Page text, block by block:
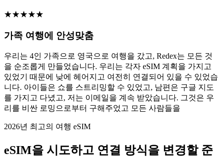
★★★★★
가족 여행에 안성맞춤
우리는 4인 가족으로 영국으로 여행을 갔고, Redex는 모든 것
을 순조롭게 만들었습니다. 우리는 각자 eSIM 계획을 가지고
있었기 때문에 낮에 헤어지고 여전히 연결되어 있을 수 있었습
니다. 아이들은 쇼를 스트리밍할 수 있었고, 남편은 구글 지도
를 가지고 다녔고, 저는 이메일을 계속 받았습니다. 그것은 우
리를 비싼 로밍으로부터 구해주었고 모든 사람들을
2026년 최고의 여행 eSIM
eSIM을 시도하고 연결 방식을 변경할 준